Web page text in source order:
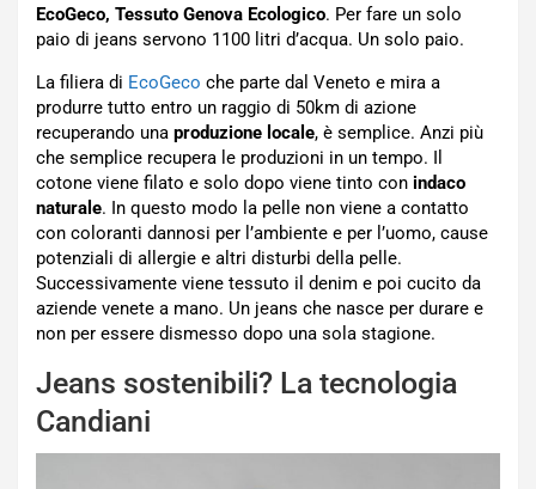
EcoGeco, Tessuto Genova Ecologico. Per fare un solo
paio di jeans servono 1100 litri d’acqua. Un solo paio.
La filiera di EcoGeco che parte dal Veneto e mira a
produrre tutto entro un raggio di 50km di azione
recuperando una produzione locale, è semplice. Anzi più
che semplice recupera le produzioni in un tempo. Il
cotone viene filato e solo dopo viene tinto con indaco
naturale. In questo modo la pelle non viene a contatto
con coloranti dannosi per l’ambiente e per l’uomo, cause
potenziali di allergie e altri disturbi della pelle.
Successivamente viene tessuto il denim e poi cucito da
aziende venete a mano. Un jeans che nasce per durare e
non per essere dismesso dopo una sola stagione.
Jeans sostenibili? La tecnologia
Candiani